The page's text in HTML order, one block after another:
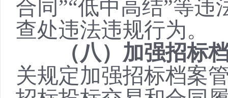
合同”“低中高结”等
查处违法违规行为。
（八）加强招标
关规定加强招标档案